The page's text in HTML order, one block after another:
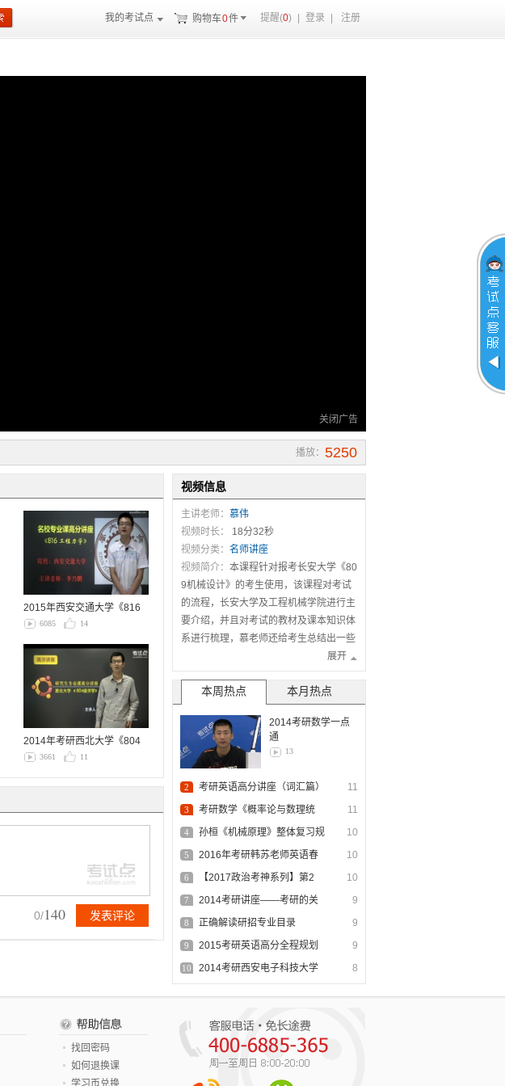
我的考试点 购物车0件 提醒(0) 登录 注册
关闭广告
5250
播放：
2015年西安交通大学《816
工程力学…
6085 14
2014年考研西北大学《804
经济学》…
3661 11
0/140
视频信息
主讲老师： 慕伟
视频时长：
18分32秒
视频分类： 名师讲座
视频简介： 本课程针对报考长安大学《80
9机械设计》的考生使用，该课程对考试
的流程，长安大学及工程机械学院进行主
要介绍，并且对考试的教材及课本知识体
系进行梳理，慕老师还给考生总结出一些
复习建议及复习方法使学生能够做好充分
有效的复习。
展开
本周热点 本月热点
2014考研数学一点
通
13
11
2
考研英语高分讲座（词汇篇）
11
3
考研数学《概率论与数理统
计》独…
10
4
孙桓《机械原理》整体复习规
划
10
5
2016年考研韩苏老师英语春
季…
10
6
【2017政治考神系列】第2
讲…
9
7
2014考研讲座——考研的关
键…
9
8
正确解读研招专业目录
9
9
2015考研英语高分全程规划
8
10
2014考研西安电子科技大学
找回密码
如何退换课
学习币兑换